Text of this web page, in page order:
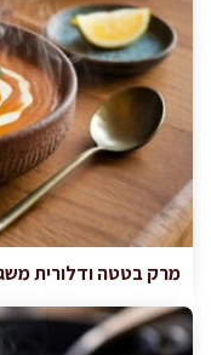
מרק בטטה ודלורית משגע (מוכן ב-45